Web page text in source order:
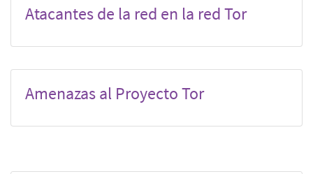
Atacantes de la red en la red Tor
Amenazas al Proyecto Tor